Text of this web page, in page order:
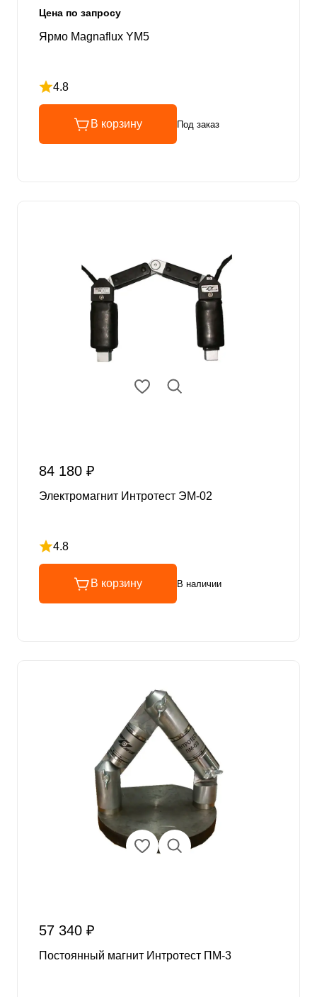
Цена по запросу
Ярмо Magnaflux YM5
4.8
Рейтинг 4.8 из 5
В корзину Под заказ
84 180 ₽
Электромагнит Интротест ЭМ-02
4.8
Рейтинг 4.8 из 5
В корзину В наличии
57 340 ₽
Постоянный магнит Интротест ПМ-3